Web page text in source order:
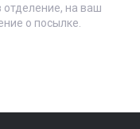
отделение, на ваш
о посылке.